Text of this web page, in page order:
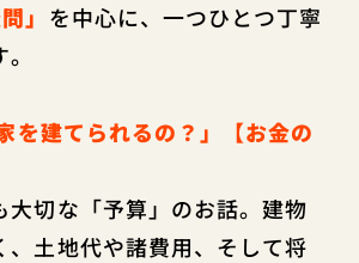
」 を中心に、一つひとつ丁寧
を建てられるの？」【お金の
大切な「予算」のお話。建物
、土地代や諸費用、そして将